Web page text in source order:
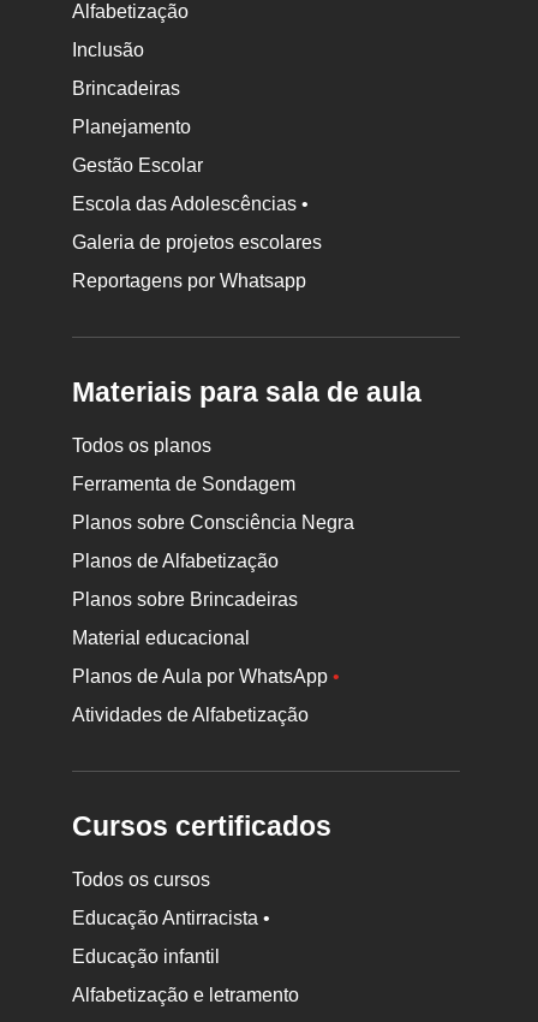
Alfabetização
Inclusão
Brincadeiras
Planejamento
Gestão Escolar
Escola das Adolescências •
Galeria de projetos escolares
Reportagens por Whatsapp
Materiais para sala de aula
Todos os planos
Ferramenta de Sondagem
Planos sobre Consciência Negra
Planos de Alfabetização
Planos sobre Brincadeiras
Material educacional
Planos de Aula por WhatsApp•
Atividades de Alfabetização
Cursos certificados
Todos os cursos
Educação Antirracista •
Educação infantil
Alfabetização e letramento